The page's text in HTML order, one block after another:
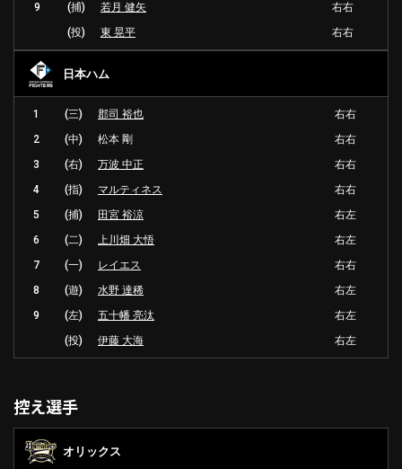
9
(捕) 若月 健矢
右右
(投)
東 晃平 右右
日本ハム
1 (三) 郡司 裕也
右右
2
(中) 松本 剛
右右
3
(右) 万波 中正
右右
4
(指) マルティネス
右右
5
(捕) 田宮 裕涼
右左
6
(二) 上川畑 大悟
右左
7
(一) レイエス
右右
8
(遊) 水野 達稀
右左
9
(左) 五十幡 亮汰
右左
(投)
伊藤 大海 右左
控え選手
オリックス